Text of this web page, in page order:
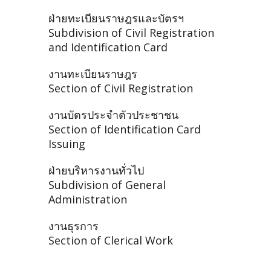
ฝ่ายทะเบียนราษฎรและบัตรฯ
Subdivision of Civil Registration
and Identification Card
งานทะเบียนราษฎร
Section of Civil Registration
งานบัตรประจำตัวประชาชน
Section of Identification Card
Issuing
ฝ่ายบริหารงานทั่วไป
Subdivision of General
Administration
งานธุรการ
Section of Clerical Work